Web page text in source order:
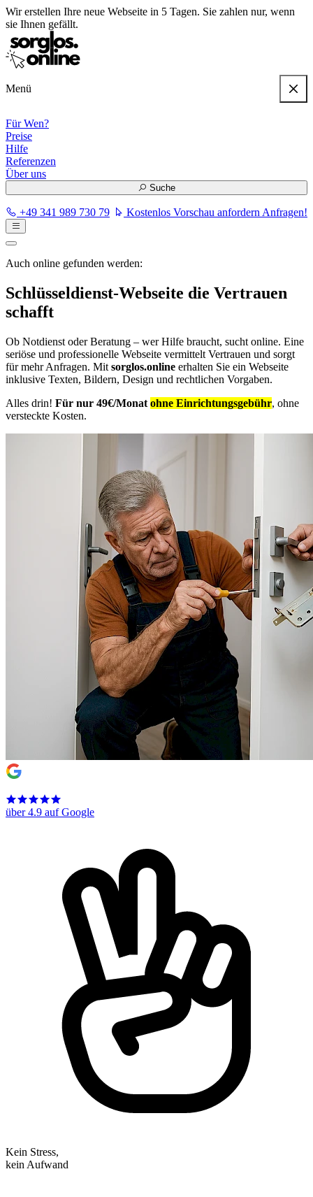
Wir erstellen Ihre neue Webseite in 5 Tagen. Sie zahlen nur, wenn
sie Ihnen gefällt.
Menü
Für Wen?
Preise
Hilfe
Referenzen
Über uns
Suche
+49 341 989 730 79 Kostenlos Vorschau anfordern Anfragen!
Auch online gefunden werden:
Schlüsseldienst-Webseite die Vertrauen
schafft
Ob Notdienst oder Beratung – wer Hilfe braucht, sucht online. Eine
seriöse und professionelle Webseite vermittelt Vertrauen und sorgt
für mehr Anfragen. Mit sorglos.online erhalten Sie ein Webseite
inklusive Texten, Bildern, Design und rechtlichen Vorgaben.
Alles drin! Für nur 49€/Monat ohne Einrichtungsgebühr, ohne
versteckte Kosten.
über 4.9 auf Google
Kein Stress,
kein Aufwand